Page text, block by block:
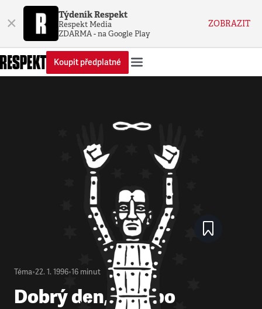
× Týdeník Respekt
Respekt Media
ZDARMA - na Google Play
ZOBRAZIT
Koupit předplatné
Téma•22. 1. 1996•16 minut
Dobrý den, Evropo